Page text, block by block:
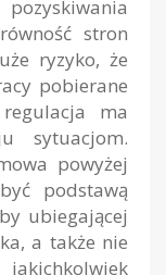
stron
ryzyko, że
pobierane
ma
sytuacjom.
powyżej
podstawą
ubiegającej
a także nie